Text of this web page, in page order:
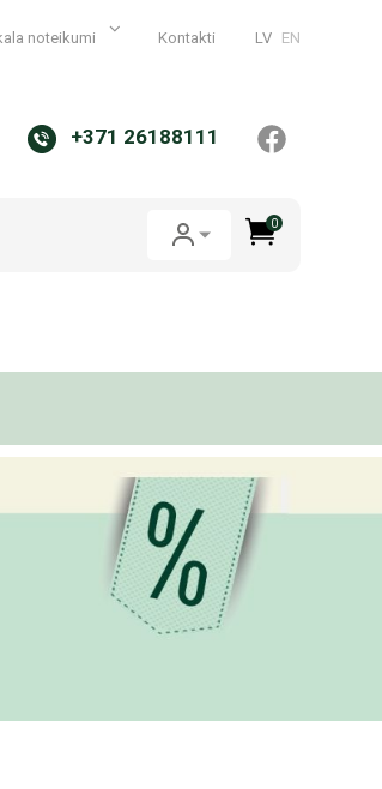
noteikumi Kontakti LV EN
+371 26188111
0